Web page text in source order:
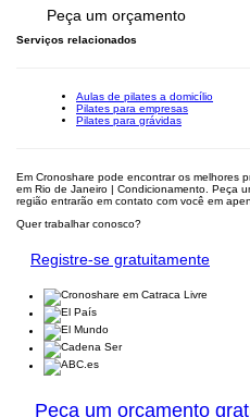
Peça um orçamento
Serviços relacionados
Aulas de pilates a domicílio
Pilates para empresas
Pilates para grávidas
Em Cronoshare pode encontrar os melhores
em Rio de Janeiro | Condicionamento. Peça
região entrarão em contato com você em
Quer trabalhar conosco?
Registre-se gratuitamente
Peça um orçamento